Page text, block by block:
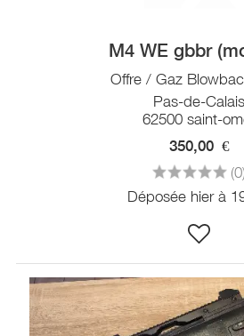
M4 WE gbbr
Offre / Gaz
Pas-de-Calais
62500 saint-
350,00 €
Déposée hier à